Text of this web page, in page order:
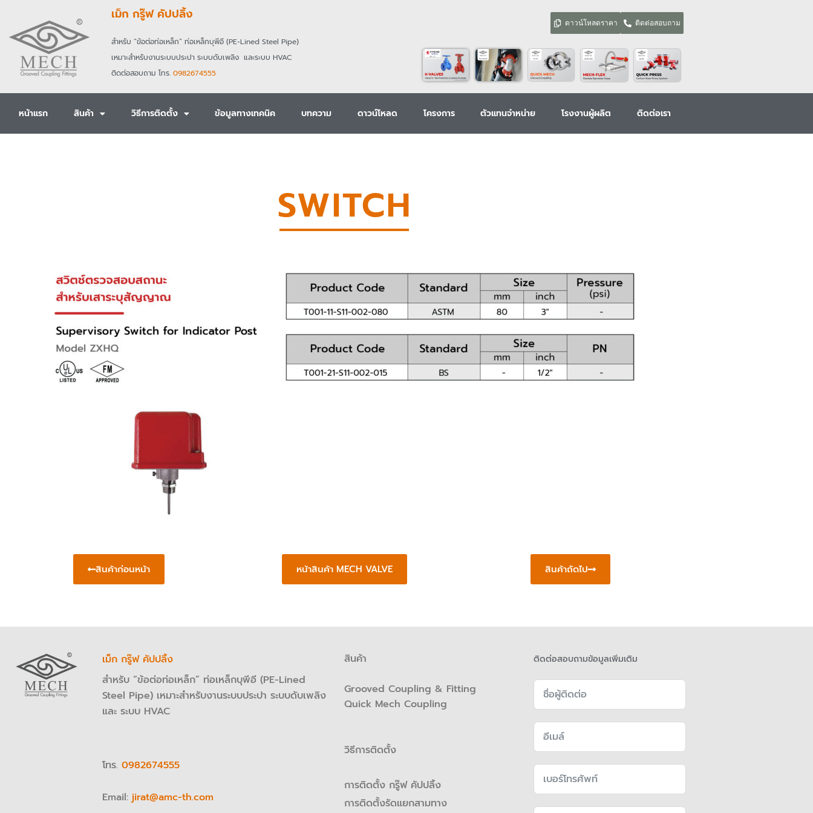
content
เม็ก กรู๊ฟ คัปปลิ้ง
สำหรับ “ข้อต่อท่อเหล็ก” ท่อเหล็กบุพีอี (PE-Lined Steel Pipe)
เหมาะสำหรับงานระบบประปา ระบบดับเพลิง และระบบ HVAC
ติดต่อสอบถาม โทร. 0982674555
ดาวน์โหลดราคา ติดต่อสอบถาม
หน้าแรก สินค้า วิธีการติดตั้ง ข้อมูลทางเทคนิค บทความ ดาวน์โหลด โครงการ ตัวแทนจำหน่าย โรงงานผู้ผลิต ติดต่อเรา
SWITCH
สินค้าก่อนหน้า หน้าสินค้า MECH VALVE สินค้าถัดไป
เม็ก กรู๊ฟ คัปปลิ้ง
สำหรับ “ข้อต่อท่อเหล็ก” ท่อเหล็กบุพีอี (PE-Lined
Steel Pipe) เหมาะสำหรับงานระบบประปา ระบบดับเพลิง
และ ระบบ HVAC
โทร.0982674555
Email:jirat@amc-th.com
สินค้า
Grooved Coupling & Fitting
Quick Mech Coupling
วิธีการติดตั้ง
การติดตั้ง กรู๊ฟ คัปปลิ้ง
การติดตั้งรัดแยกสามทาง
ติดต่อสอบถามข้อมูลเพิ่มเติม